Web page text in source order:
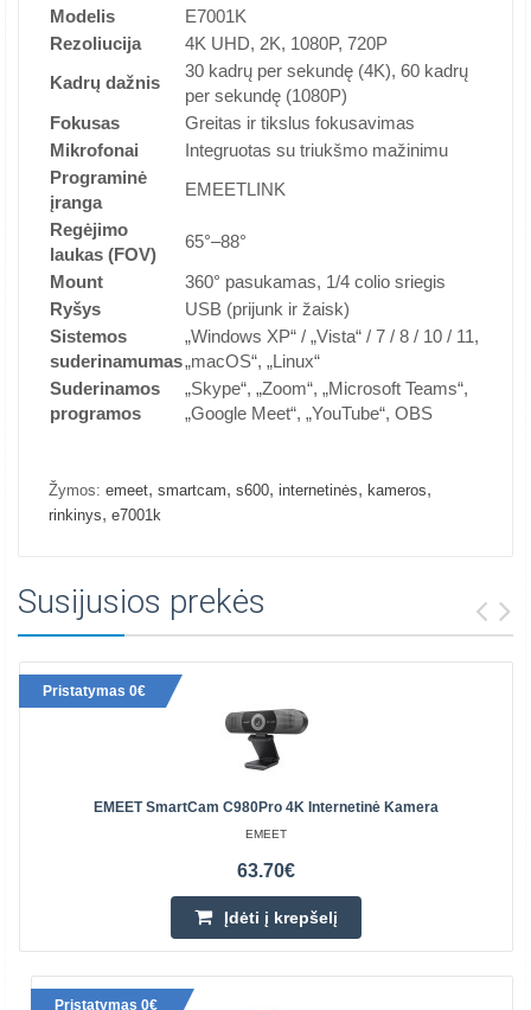
Modelis
E7001K
Rezoliucija
4K UHD, 2K, 1080P, 720P
Kadrų dažnis
30 kadrų per sekundę (4K), 60 kadrų
per sekundę (1080P)
Fokusas
Greitas ir tikslus fokusavimas
Mikrofonai
Integruotas su triukšmo mažinimu
Programinė
įranga
EMEETLINK
Regėjimo
laukas (FOV)
65°–88°
Mount
360° pasukamas, 1/4 colio sriegis
Ryšys
USB (prijunk ir žaisk)
Sistemos
suderinamumas
„Windows XP“ / „Vista“ / 7 / 8 / 10 / 11,
„macOS“, „Linux“
Suderinamos
programos
„Skype“, „Zoom“, „Microsoft Teams“,
„Google Meet“, „YouTube“, OBS
Žymos: emeet, smartcam, s600, internetinės, kameros,
rinkinys, e7001k
Susijusios prekės
Pristatymas 0€
EMEET SmartCam C980Pro 4K Internetinė Kamera
EMEET
63.70€
Įdėti į krepšelį
Pristatymas 0€